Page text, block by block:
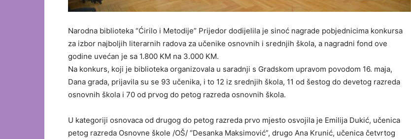
Narodna biblioteka “Ćirilo i Metodije” Prijedor dodijelila je sinoć nagrade pobjednicima konkursa
za izbor najboljih literarnih radova za učenike osnovnih i srednjih škola, a nagradni fond ove
godine uvećan je sa 1.800 KM na 3.000 KM.
Na konkurs, koji je biblioteka organizovala u saradnji s Gradskom upravom povodom 16. maja,
Dana grada, prijavila su se 93 učenika, i to 12 iz srednjih škola, 11 od šestog do devetog razreda
osnovnih škola i 70 od prvog do petog razreda osnovnih škola.
U kategoriji osnovaca od drugog do petog razreda prvo mjesto osvojila je Emilija Dukić, učenica
petog razreda Osnovne škole /OŠ/ “Desanka Maksimović”, drugo Ana Krunić, učenica četvrtog